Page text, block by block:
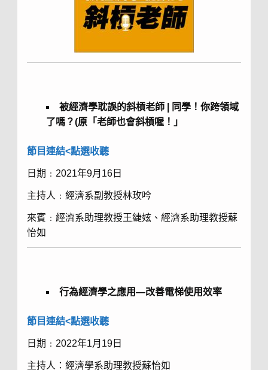
被經濟學耽誤的斜槓老師|
同學！你跨領域
了嗎？(原「老師也會斜槓喔！」
節目連結<點選收聽
日期﹕2021年9月16日
主持人﹕經濟系副教授林玫吟
來賓﹕經濟系助理教授王緁妶、經濟系助理教授蘇
怡如
行為經濟學之應用—改善電梯使用效率
節目連結<點選收聽
日期﹕2022年1月19日
主持人：經濟學系助理教授蘇怡如